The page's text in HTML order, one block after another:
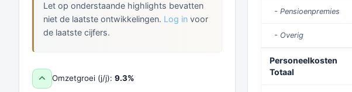
Let op onderstaande highlights bevatten
niet de laatste ontwikkelingen. Log in voor
de laatste cijfers.
Omzetgroei (j/j): 9.3%
- Pensioenpremies
- Overig
Personeelkosten
Totaal